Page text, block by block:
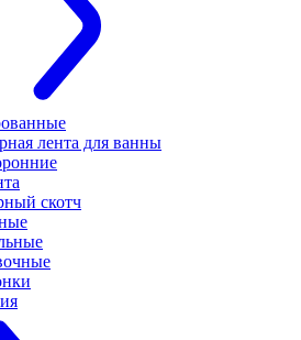
лента для ванны
скотч